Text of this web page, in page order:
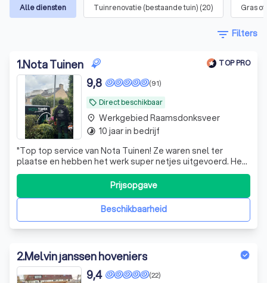
Alle diensten Tuinrenovatie (bestaande tuin) (20) Gras
filter_list Filters
1.Nota Tuinen TOP PRO
local_offer Direct beschikbaar
(91)
9,8
"Top top service van Nota Tuinen! Ze waren snel ter
plaatse en hebben het werk super netjes uitgevoerd. Het
team bestond uit beleefde en nette mannen die duidelijk
weten wat ze doen. Zeker een aanrader!!!
Beschikbaarheid
Prijsopgave
place Werkgebied Raamsdonksveer
timelapse 10 jaar in bedrijf
2.Melvin janssen hoveniers
(22)
9,4